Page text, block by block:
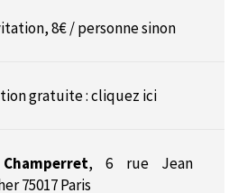
8€ / personne sinon
gratuite :cliquez ici
, 6 rue Jean
75017 Paris